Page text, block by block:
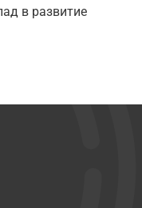
в развитие